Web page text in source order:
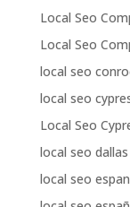
Local Seo
Local Seo
local seo
local seo
Local Seo
local seo
local seo